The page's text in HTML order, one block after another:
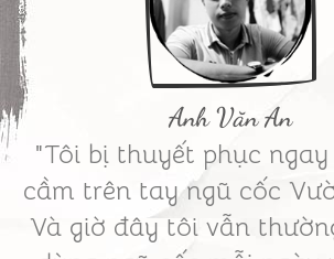
Anh Văn An
"Tôi bị thuyết phục
cầm trên tay ngũ cốc
Và giờ đây tôi vẫn